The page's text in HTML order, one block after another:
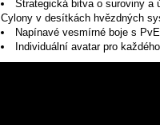
Strategická bitva o suroviny a
Cylony v desítkách hvězdných
Napínavé vesmírné boje s
Individuální avatar pro